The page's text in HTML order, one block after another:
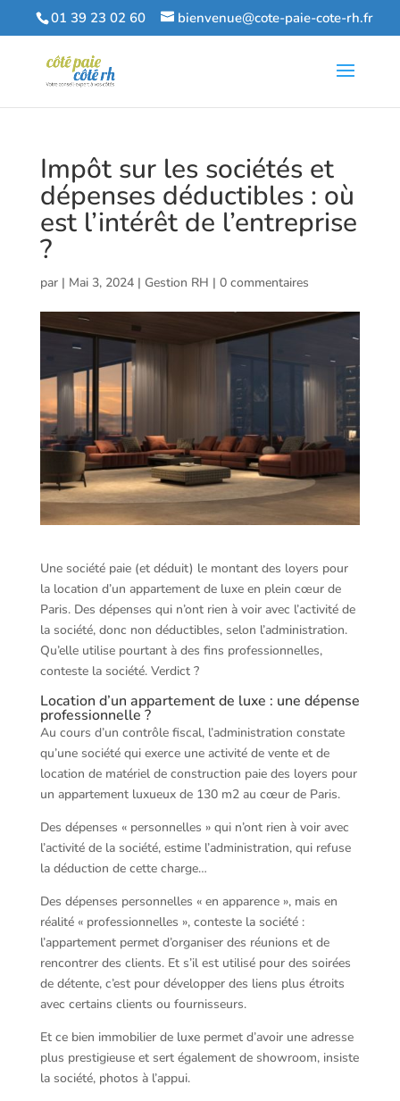
01 39 23 02 60 bienvenue@cote-paie-cote-rh.fr
Impôt sur les sociétés et
dépenses déductibles : où
est l’intérêt de l’entreprise
?
par | Mai 3, 2024| Gestion RH | 0 commentaires
Une société paie (et déduit) le montant des loyers pour
la location d’un appartement de luxe en plein cœur de
Paris. Des dépenses qui n’ont rien à voir avec l’activité de
la société, donc non déductibles, selon l’administration.
Qu’elle utilise pourtant à des fins professionnelles,
conteste la société. Verdict ?
Location d’un appartement de luxe : une dépense
professionnelle ?
Au cours d’un contrôle fiscal, l’administration constate
qu’une société qui exerce une activité de vente et de
location de matériel de construction paie des loyers pour
un appartement luxueux de 130 m2 au cœur de Paris.
Des dépenses « personnelles » qui n’ont rien à voir avec
l’activité de la société, estime l’administration, qui refuse
la déduction de cette charge…
Des dépenses personnelles « en apparence », mais en
réalité « professionnelles », conteste la société :
l’appartement permet d’organiser des réunions et de
rencontrer des clients. Et s’il est utilisé pour des soirées
de détente, c’est pour développer des liens plus étroits
avec certains clients ou fournisseurs.
Et ce bien immobilier de luxe permet d’avoir une adresse
plus prestigieuse et sert également de showroom, insiste
la société, photos à l’appui.